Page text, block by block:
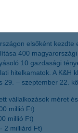
elsőként
400
10 gazdasági
hitelkamatok. A
29. – szeptember 22.
vállalkozások méret
millió Ft)
millió Ft)
2 milliárd Ft)